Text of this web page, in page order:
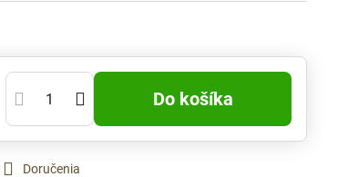
Do košíka
Doručenia